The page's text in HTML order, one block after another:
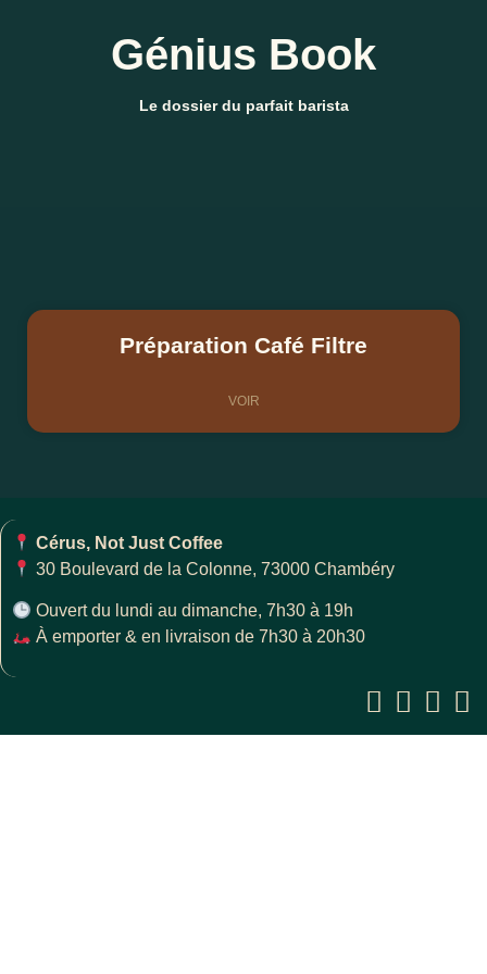
Génius Book
Le dossier du parfait barista
Préparation Café Filtre
VOIR
Cérus, Not Just Coffee
30 Boulevard de la Colonne, 73000 Chambéry
Ouvert du lundi au dimanche, 7h30 à 19h
À emporter & en livraison de 7h30 à 20h30